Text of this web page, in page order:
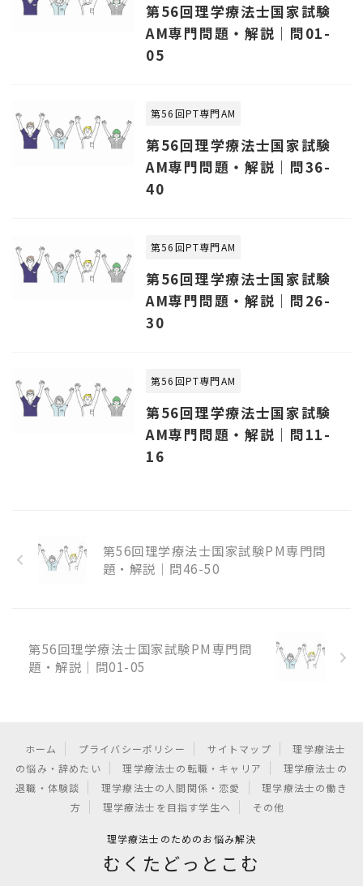
第56回理学療法士国家試験
AM専門問題・解説｜問01-
05
第56回PT専門AM
第56回理学療法士国家試験
AM専門問題・解説｜問36-
40
第56回PT専門AM
第56回理学療法士国家試験
AM専門問題・解説｜問26-
30
第56回PT専門AM
第56回理学療法士国家試験
AM専門問題・解説｜問11-
16
第56回理学療法士国家試験PM専門問
題・解説｜問46-50
第56回理学療法士国家試験PM専門問
題・解説｜問01-05
ホーム プライバシーポリシー サイトマップ
理学療法士
の悩み・辞めたい
理学療法士の転職・キャリア
理学療法士の
退職・体験談
理学療法士の人間関係・恋愛
理学療法士の働き
方
理学療法士を目指す学生へ その他
理学療法士のためのお悩み解決
むくたどっとこむ